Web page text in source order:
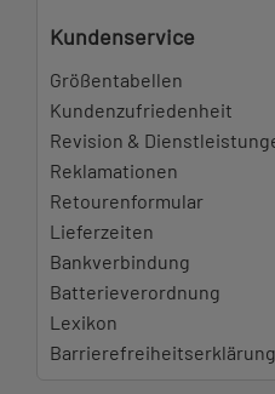
Kundenservice
Größentabellen
Kundenzufriedenheit
Revision &
Reklamationen
Retourenformular
Lieferzeiten
Bankverbindung
Batterieverordnung
Lexikon
Barrierefreiheitserklärung